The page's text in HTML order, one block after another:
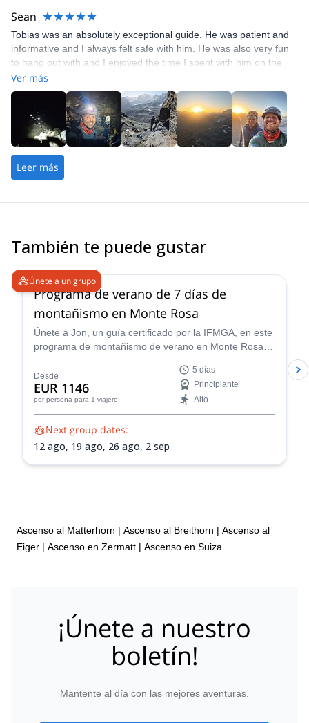
Sean
Tobias was an absolutely exceptional guide. He was patient and
informative and I always felt safe with him. He was also very fun
to hang out with and I enjoyed the time I spent with him on the
mountain. I couldn't recommend him highly enough.
Ver más
Leer más
También te puede gustar
Únete a un grupo
Programa de verano de 7 días de
montañismo en Monte Rosa
Únete a Jon, un guía certificado por la IFMGA, en este
programa de montañismo de verano en Monte Rosa. Y
de los Alpes.
Desde
EUR 1146
por persona para 1 viajero
5 días
Principiante
Alto
Next group dates:
12 ago, 19 ago, 26 ago, 2 sep
Ascenso al Matterhorn | Ascenso al Breithorn | Ascenso al
Eiger | Ascenso en Zermatt | Ascenso en Suiza
¡Únete a nuestro
boletín!
Mantente al día con las mejores aventuras.